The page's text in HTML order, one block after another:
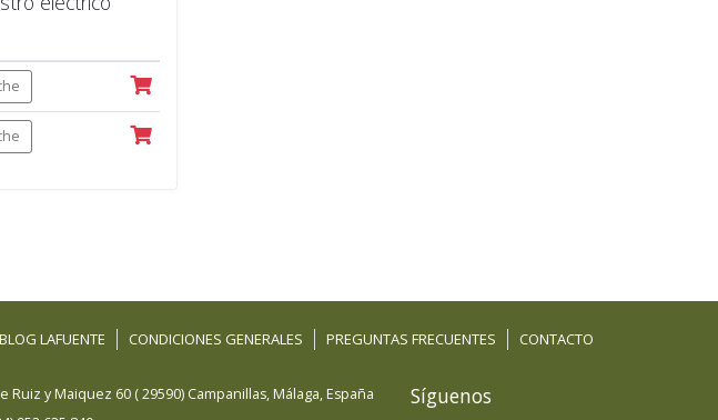
BLOG LAFUENTE CONDICIONES GENERALES PREGUNTAS FRECUENTES CONTACTO
Ruiz y Maiquez 60 (29590) Campanillas, Málaga, España
Síguenos